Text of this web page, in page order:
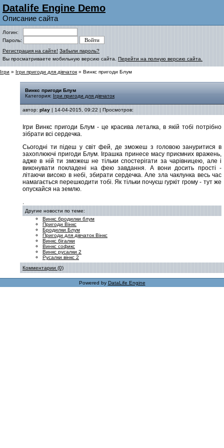
Datalife Engine Demo
Описание сайта
Логин:
Пароль:
Регистрация на сайте! Забыли пароль?
Вы просматриваете мобильную версию сайта. Перейти на полную версию сайта.
Ігри » Ігри пригоди для дівчаток » Винкс пригоди Блум
Винкс пригоди Блум
Категория: Ігри пригоди для дівчаток
автор: play | 14-04-2015, 09:22 | Просмотров:
Ігри Винкс пригоди Блум - це красива леталка, в якій тобі потрібно
зібрати всі сердечка.
Сьогодні ти підеш у світ фей, де зможеш з головою зануритися в
захоплюючі пригоди Блум. Іграшка принесе масу приємних вражень,
адже в ній ти зможеш не тільки спостерігати за чарівницею, але і
виконувати покладені на фею завдання. А вони досить прості -
літаючи високо в небі, збирати сердечка. Але зла чаклунка весь час
намагається перешкодити тобі. Як тільки почуєш гуркіт грому - тут же
опускайся на землю.
.
Другие новости по теме:
Винкс бродилки блум
Пригоди Вінкс
Бродилки Блум
Пригоди для дівчаток Вінкс
Винкс бігалки
Винкс софикс
Винкс русалки 2
Русалки вінкс 2
Комментарии (0)
Powered by DataLife Engine